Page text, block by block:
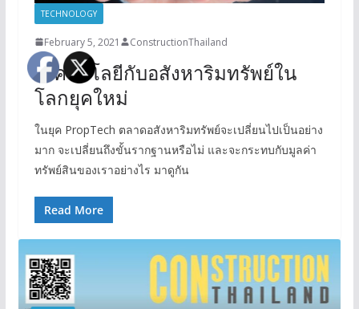
TECHNOLOGY
February 5, 2021 ConstructionThailand
เทคโนโลยีกับอสังหาริมทรัพย์ใน
โลกยุคใหม่
ในยุค PropTech ตลาดอสังหาริมทรัพย์จะเปลี่ยนไปเป็นอย่าง
มาก จะเปลี่ยนถึงขั้นรากฐานหรือไม่ และจะกระทบกับมูลค่า
ทรัพย์สินของเราอย่างไร มาดูกัน
Read More